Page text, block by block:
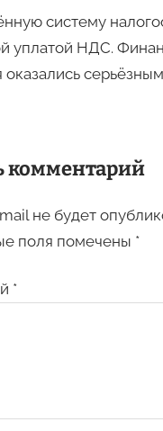
систему
уплатой НДС.
оказались
комментарий
не будет
поля помечены *
*